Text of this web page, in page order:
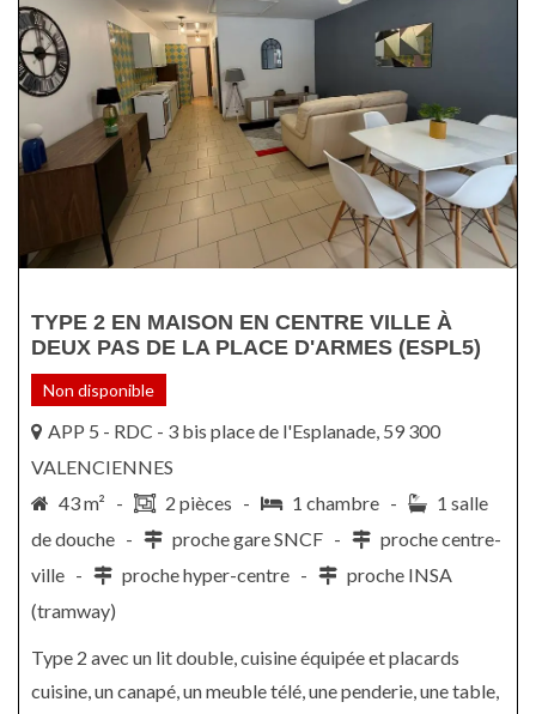
TYPE 2 EN MAISON EN CENTRE VILLE À
DEUX PAS DE LA PLACE D'ARMES (ESPL5)
Non disponible
APP 5 - RDC - 3 bis place de l'Esplanade, 59 300
VALENCIENNES
43 m² -
2 pièces - 1 chambre -
1 salle
de douche -
proche gare SNCF -
proche centre-
ville -
proche hyper-centre -
proche INSA
(tramway)
Type 2 avec un lit double, cuisine équipée et placards
cuisine, un canapé, un meuble télé, une penderie, une table,